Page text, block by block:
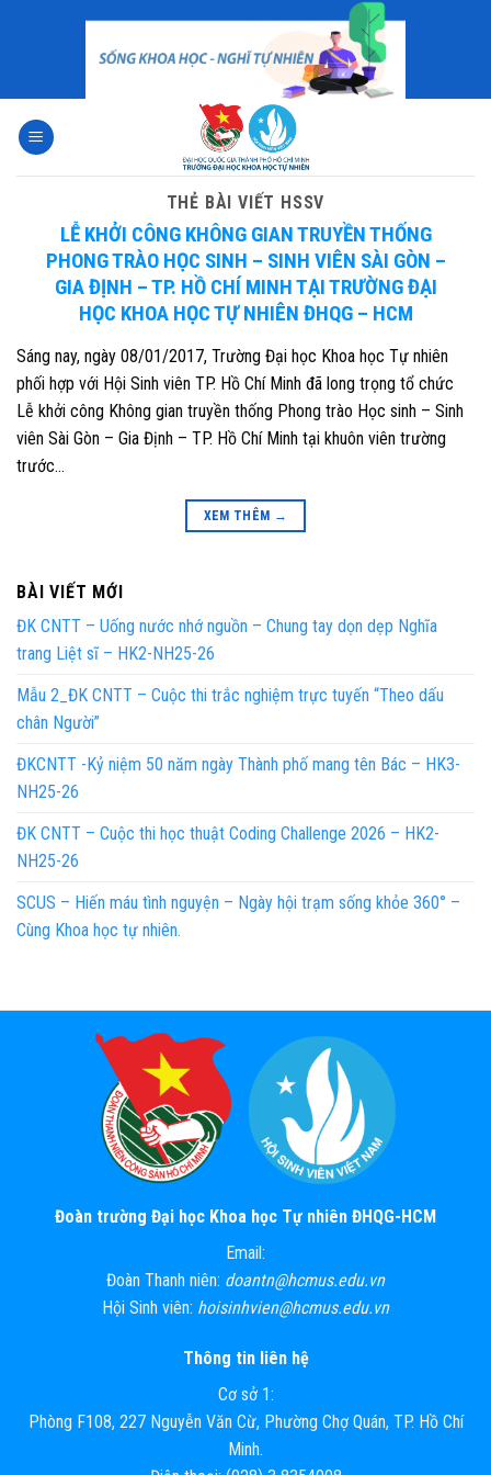
THẺ BÀI VIẾT HSSV
LỄ KHỞI CÔNG KHÔNG GIAN TRUYỀN THỐNG
PHONG TRÀO HỌC SINH – SINH VIÊN SÀI GÒN –
GIA ĐỊNH – TP. HỒ CHÍ MINH TẠI TRƯỜNG ĐẠI
HỌC KHOA HỌC TỰ NHIÊN ĐHQG – HCM
Sáng nay, ngày 08/01/2017, Trường Đại học Khoa học Tự nhiên
phối hợp với Hội Sinh viên TP. Hồ Chí Minh đã long trọng tổ chức
Lễ khởi công Không gian truyền thống Phong trào Học sinh – Sinh
viên Sài Gòn – Gia Định – TP. Hồ Chí Minh tại khuôn viên trường
trước…
XEM THÊM →
BÀI VIẾT MỚI
ĐK CNTT – Uống nước nhớ nguồn – Chung tay dọn dẹp Nghĩa
trang Liệt sĩ – HK2-NH25-26
Mẫu 2_ĐK CNTT – Cuộc thi trắc nghiệm trực tuyến “Theo dấu
chân Người”
ĐKCNTT -Kỷ niệm 50 năm ngày Thành phố mang tên Bác – HK3-
NH25-26
ĐK CNTT – Cuộc thi học thuật Coding Challenge 2026 – HK2-
NH25-26
SCUS – Hiến máu tình nguyện – Ngày hội trạm sống khỏe 360° –
Cùng Khoa học tự nhiên.
Đoàn trường Đại học Khoa học Tự nhiên ĐHQG-HCM
Email:
Đoàn Thanh niên: doantn@hcmus.edu.vn
Hội Sinh viên: hoisinhvien@hcmus.edu.vn
Thông tin liên hệ
Cơ sở 1:
Phòng F108, 227 Nguyễn Văn Cừ, Phường Chợ Quán, TP. Hồ Chí
Minh.